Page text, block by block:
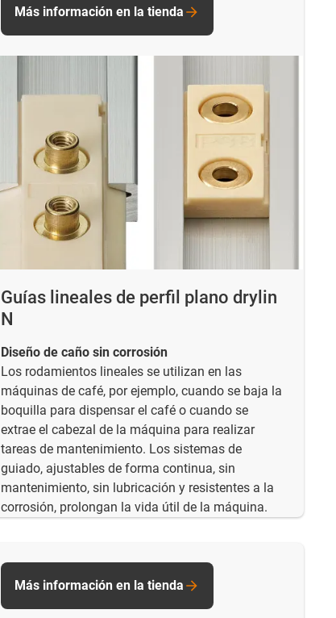
Guías lineales de perfil plano drylin
N
Diseño de caño sin corrosión
Los rodamientos lineales se utilizan en las
máquinas de café, por ejemplo, cuando se baja la
boquilla para dispensar el café o cuando se
extrae el cabezal de la máquina para realizar
tareas de mantenimiento. Los sistemas de
guiado, ajustables de forma continua, sin
mantenimiento, sin lubricación y resistentes a la
corrosión, prolongan la vida útil de la máquina.
Más información en la tienda
Más información en la tienda